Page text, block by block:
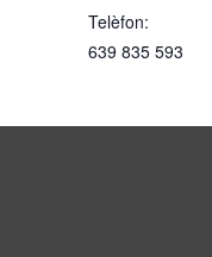
Telèfon:
639 835 593